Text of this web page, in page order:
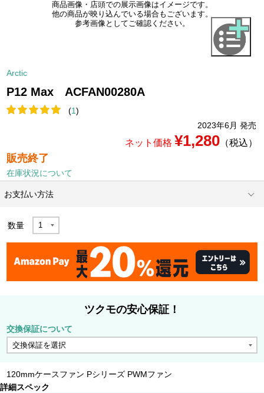
商品画像・店頭での展示画像はイメージです。
他の商品が映り込んでいる場合もございます。
参考画像としてご確認ください。
Arctic
P12 Max ACFAN00280A
(1)
2023年6月 発売
ネット価格 ¥1,280（税込）
販売終了
在庫状況について
お支払い方法
数量
ツクモの安心保証！
交換保証について
120mmケースファン Pシリーズ PWMファン
詳細スペック